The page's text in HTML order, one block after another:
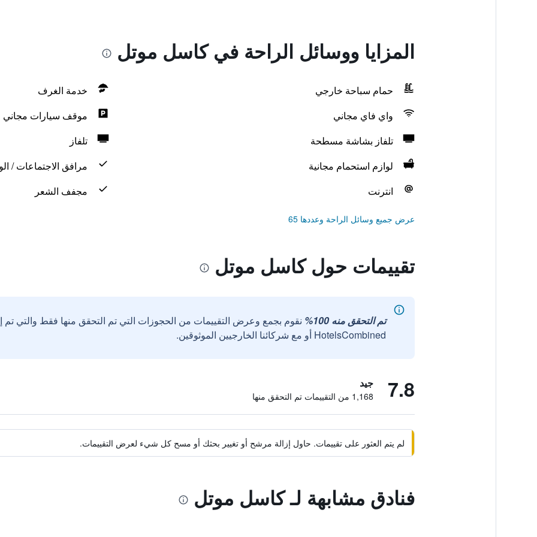
المزايا ووسائل الراحة في كاسل موتل
حمام سباحة خارجي
خدمة الغرف
واي فاي مجاني
موقف سيارات مجاني
تلفاز بشاشة مسطحة
تلفاز
لوازم استحمام مجانية
مرافق الاجتماعات /
انترنت
مجفف الشعر
عرض جميع وسائل الراحة وعددها 65
تقييمات حول كاسل موتل
تم التحقق منه 100%
نقوم بجمع وعرض التقييمات من الحجوزات التي تم التحقق منها فقط والتي
HotelsCombined أو مع شركائنا الخارجيين الموثوقين.
7.8 جيد
1,168 من التقييمات تم التحقق منها
لم يتم العثور على تقييمات. حاول إزالة مرشح أو تغيير بحثك أو مسح كل شيء لعرض التقييمات.
فنادق مشابهة لـ كاسل موتل